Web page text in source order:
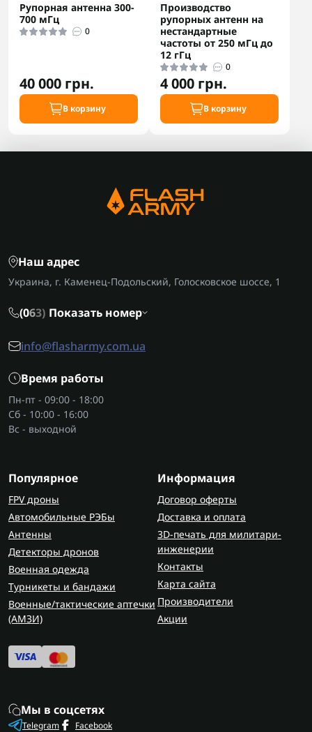
Рупорная антенна 300-
700 мГц
0
40 000 грн.
В корзину
Производство
рупорных антенн на
нестандартные
частоты от 250 мГц до
12 гГц
0
4 000 грн.
В корзину
Наш адрес
Украина, г. Каменец-Подольский, Голосковское шоссе, 1
(063) Показать номер
info@flasharmy.com.ua
Время работы
Пн-пт - 09:00 - 18:00
Сб - 10:00 - 16:00
Вс - выходной
Популярное
FPV дроны
Автомобильные РЭБы
Антенны
Детекторы дронов
Военная одежда
Турникеты и бандажи
Военные/тактические аптечки
(AMЗИ)
Информация
Договор оферты
Доставка и оплата
3D-печать для милитари-
инженерии
Контакты
Карта сайта
Производители
Акции
Мы в соцсетях
Telegram Facebook